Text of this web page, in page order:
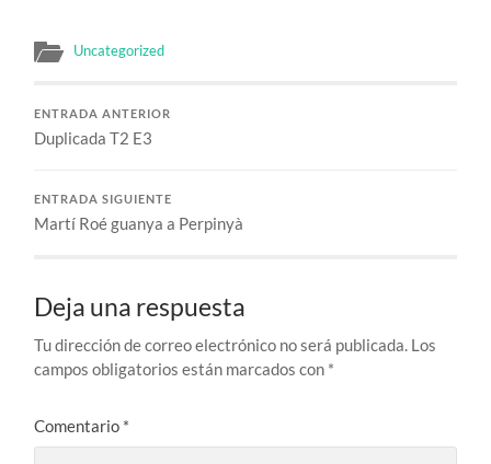
Uncategorized
ENTRADA ANTERIOR
Duplicada T2 E3
ENTRADA SIGUIENTE
Martí Roé guanya a Perpinyà
Deja una respuesta
Tu dirección de correo electrónico no será publicada. Los
campos obligatorios están marcados con *
Comentario *